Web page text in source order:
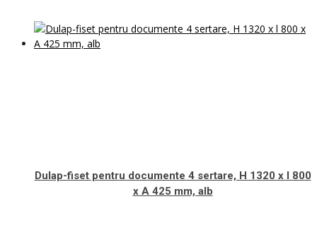
Dulap-fiset pentru documente 4 sertare, H 1320 x l 800
x A 425 mm, alb